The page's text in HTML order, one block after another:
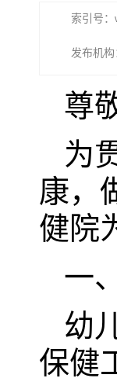
索引号
发布机
尊
为
康，
健院
一
幼
保健